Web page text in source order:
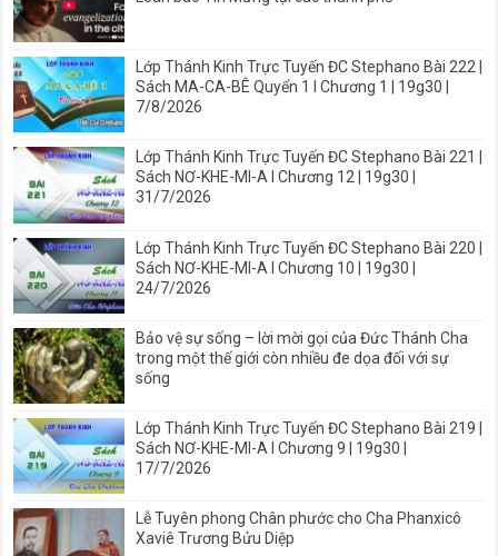
Lớp Thánh Kinh Trực Tuyến ĐC Stephano Bài 222 |
Sách MA-CA-BÊ Quyển 1 I Chương 1 | 19g30 |
7/8/2026
Lớp Thánh Kinh Trực Tuyến ĐC Stephano Bài 221 |
Sách NƠ-KHE-MI-A I Chương 12 | 19g30 |
31/7/2026
Lớp Thánh Kinh Trực Tuyến ĐC Stephano Bài 220 |
Sách NƠ-KHE-MI-A I Chương 10 | 19g30 |
24/7/2026
Bảo vệ sự sống – lời mời gọi của Đức Thánh Cha
trong một thế giới còn nhiều đe dọa đối với sự
sống
Lớp Thánh Kinh Trực Tuyến ĐC Stephano Bài 219 |
Sách NƠ-KHE-MI-A I Chương 9 | 19g30 |
17/7/2026
Lễ Tuyên phong Chân phước cho Cha Phanxicô
Xaviê Trương Bửu Diệp